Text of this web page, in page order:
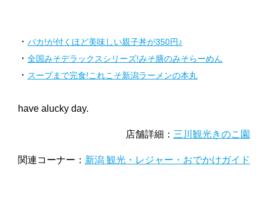
・ バカ!が付くほど美味しい親子丼が350円♪
・ 全国みそデラックスシリーズ!みそ膳のみそらーめん
・ スープまで完食!これこそ新潟ラーメンの本丸
have alucky day.
店舗詳細： 三川観光きのこ園
関連コーナー： 新潟 観光・レジャー・おでかけガイド